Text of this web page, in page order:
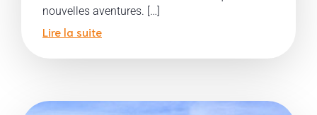
nouvelles aventures. […]
Lire la suite